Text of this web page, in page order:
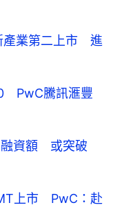
產業第二上市 進
PwC騰訊滙豐
融資額 或突破
上市 PwC：赴